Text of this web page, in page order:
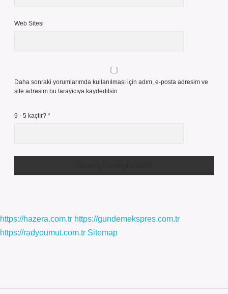
Web Sitesi
Daha sonraki yorumlarımda kullanılması için adım, e-posta adresim ve
site adresim bu tarayıcıya kaydedilsin.
9 - 5 kaçtır? *
https://hazera.com.tr https://gundemekspres.com.tr
https://radyoumut.com.tr Sitemap